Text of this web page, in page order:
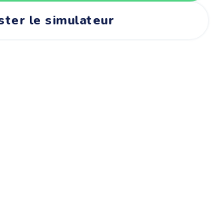
le simulateur